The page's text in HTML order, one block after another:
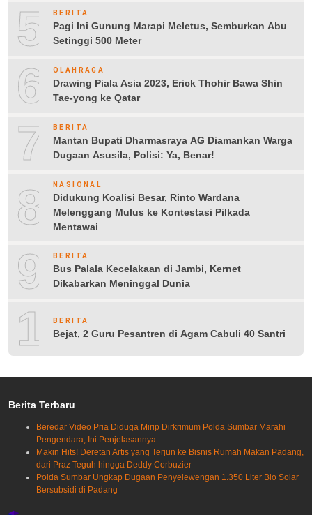
5 BERITA
Pagi Ini Gunung Marapi Meletus, Semburkan Abu
Setinggi 500 Meter
6 OLAHRAGA
Drawing Piala Asia 2023, Erick Thohir Bawa Shin
Tae-yong ke Qatar
7 BERITA
Mantan Bupati Dharmasraya AG Diamankan Warga
Dugaan Asusila, Polisi: Ya, Benar!
8 NASIONAL
Didukung Koalisi Besar, Rinto Wardana
Melenggang Mulus ke Kontestasi Pilkada
Mentawai
9 BERITA
Bus Palala Kecelakaan di Jambi, Kernet
Dikabarkan Meninggal Dunia
10BERITA
Bejat, 2 Guru Pesantren di Agam Cabuli 40 Santri
Berita Terbaru
Beredar Video Pria Diduga Mirip Dirkrimum Polda Sumbar Marahi
Pengendara, Ini Penjelasannya
Makin Hits! Deretan Artis yang Terjun ke Bisnis Rumah Makan Padang,
dari Praz Teguh hingga Deddy Corbuzier
Polda Sumbar Ungkap Dugaan Penyelewengan 1.350 Liter Bio Solar
Bersubsidi di Padang